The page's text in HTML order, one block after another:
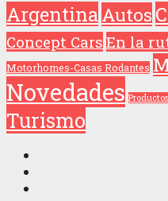
ArgentinaAutos
Concept Cars En la
Motorhomes-Casas Rodantes
Novedades
Turismo